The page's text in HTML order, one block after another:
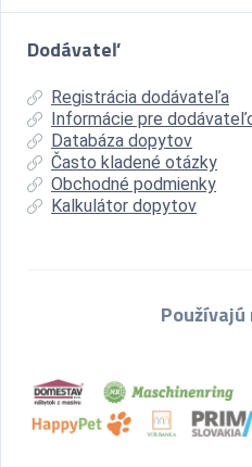
Dodávateľ
Registrácia dodávateľa
Informácie pre
Databáza dopytov
Často kladené otázky
Obchodné podmienky
Kalkulátor dopytov